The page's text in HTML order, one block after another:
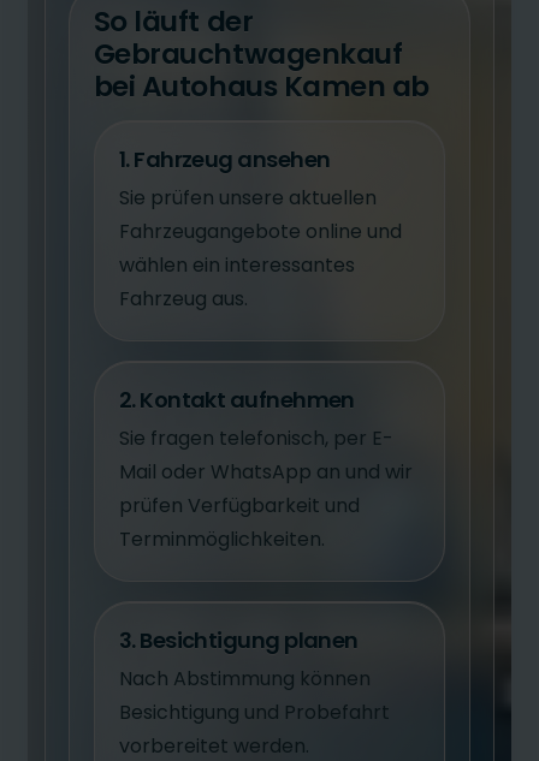
So läuft der
Gebrauchtwagenkauf
bei Autohaus Kamen ab
1. Fahrzeug ansehen
Sie prüfen unsere aktuellen
Fahrzeugangebote online und
wählen ein interessantes
Fahrzeug aus.
2. Kontakt aufnehmen
Sie fragen telefonisch, per E-
Mail oder WhatsApp an und wir
prüfen Verfügbarkeit und
Terminmöglichkeiten.
3. Besichtigung planen
Nach Abstimmung können
Besichtigung und Probefahrt
vorbereitet werden.